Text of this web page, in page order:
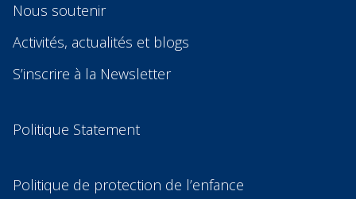
Nous soutenir
Activités, actualités et blogs
S’inscrire à la Newsletter
Politique Statement
Politique de protection de l’enfance